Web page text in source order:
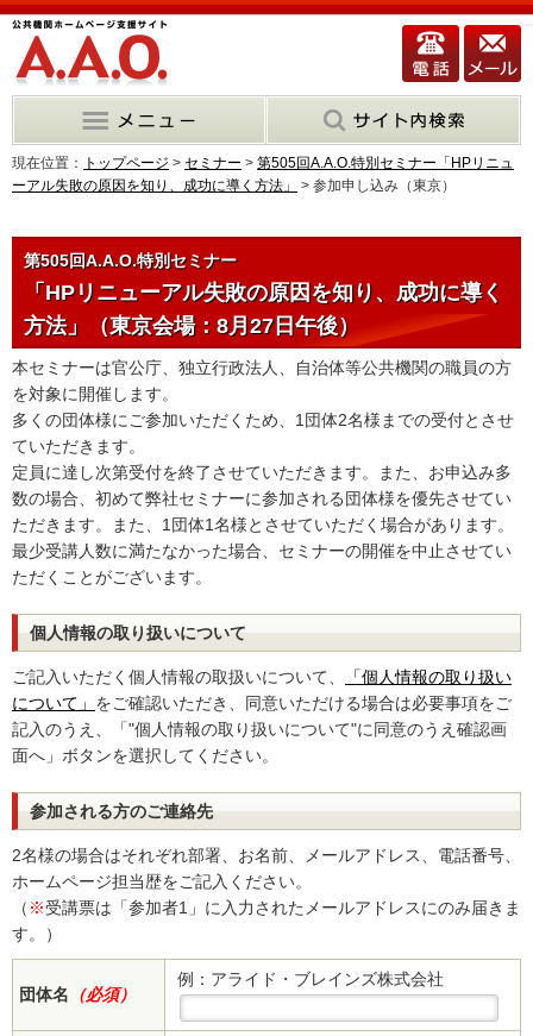
現在位置： トップページ > セミナー > 第505回A.A.O.特別セミナー「HPリニュ
ーアル失敗の原因を知り、成功に導く方法」
> 参加申し込み（東京）
第505回A.A.O.特別セミナー
「HPリニューアル失敗の原因を知り、成功に導く
方法」（東京会場：8月27日午後）
本セミナーは官公庁、独立行政法人、自治体等公共機関の職員の方
を対象に開催します。
多くの団体様にご参加いただくため、1団体2名様までの受付とさせ
ていただきます。
定員に達し次第受付を終了させていただきます。また、お申込み多
数の場合、初めて弊社セミナーに参加される団体様を優先させてい
ただきます。また、1団体1名様とさせていただく場合があります。
最少受講人数に満たなかった場合、セミナーの開催を中止させてい
ただくことがございます。
個人情報の取り扱いについて
ご記入いただく個人情報の取扱いについて、
「個人情報の取り扱い
について」 をご確認いただき、同意いただける場合は必要事項をご
記入のうえ、「"個人情報の取り扱いについて"に同意のうえ確認画
面へ」ボタンを選択してください。
参加される方のご連絡先
2名様の場合はそれぞれ部署、お名前、メールアドレス、電話番号、
ホームページ担当歴をご記入ください。
（ ※受講票は「参加者1」に入力されたメールアドレスにのみ届きま
す。）
団体名 （必須）
例：アライド・ブレインズ株式会社